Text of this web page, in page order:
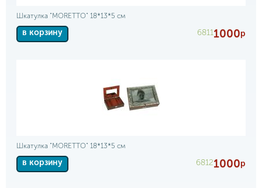
Шкатулка "MORETTO" 18*13*5 см
в корзину 68111000р
Шкатулка "MORETTO" 18*13*5 см
в корзину 68121000р